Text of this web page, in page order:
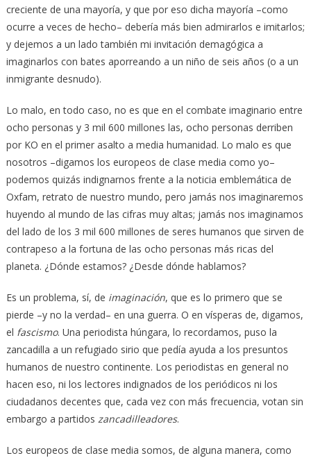
creciente de una mayoría, y que por eso dicha mayoría –como
ocurre a veces de hecho– debería más bien admirarlos e imitarlos;
y dejemos a un lado también mi invitación demagógica a
imaginarlos con bates aporreando a un niño de seis años (o a un
inmigrante desnudo).
Lo malo, en todo caso, no es que en el combate imaginario entre
ocho personas y 3 mil 600 millones las, ocho personas derriben
por KO en el primer asalto a media humanidad. Lo malo es que
nosotros –digamos los europeos de clase media como yo–
podemos quizás indignarnos frente a la noticia emblemática de
Oxfam, retrato de nuestro mundo, pero jamás nos imaginaremos
huyendo al mundo de las cifras muy altas; jamás nos imaginamos
del lado de los 3 mil 600 millones de seres humanos que sirven de
contrapeso a la fortuna de las ocho personas más ricas del
planeta. ¿Dónde estamos? ¿Desde dónde hablamos?
Es un problema, sí, de imaginación, que es lo primero que se
pierde –y no la verdad– en una guerra. O en vísperas de, digamos,
el fascismo. Una periodista húngara, lo recordamos, puso la
zancadilla a un refugiado sirio que pedía ayuda a los presuntos
humanos de nuestro continente. Los periodistas en general no
hacen eso, ni los lectores indignados de los periódicos ni los
ciudadanos decentes que, cada vez con más frecuencia, votan sin
embargo a partidos zancadilleadores.
Los europeos de clase media somos, de alguna manera, como